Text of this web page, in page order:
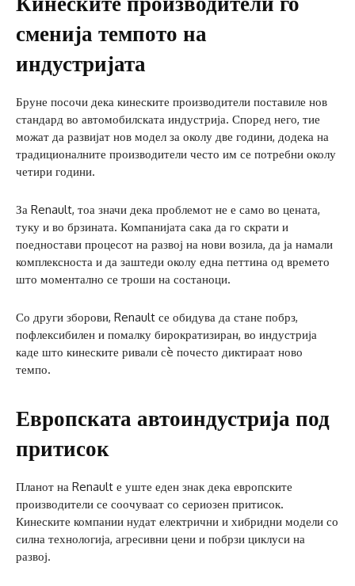
сменија темпото на
индустријата
Бруне посочи дека кинеските производители поставиле нов
стандард во автомобилската индустрија. Според него, тие
можат да развијат нов модел за околу две години, додека на
традиционалните производители често им се потребни околу
четири години.
За Renault, тоа значи дека проблемот не е само во цената,
туку и во брзината. Компанијата сака да го скрати и
поедностави процесот на развој на нови возила, да ја намали
комплексноста и да заштеди околу една петтина од времето
што моментално се троши на состаноци.
Со други зборови, Renault се обидува да стане побрз,
пофлексибилен и помалку бирократизиран, во индустрија
каде што кинеските ривали сè почесто диктираат ново
темпо.
Европската автоиндустрија под
притисок
Планот на Renault е уште еден знак дека европските
производители се соочуваат со сериозен притисок.
Кинеските компании нудат електрични и хибридни модели со
силна технологија, агресивни цени и побрзи циклуси на
развој.